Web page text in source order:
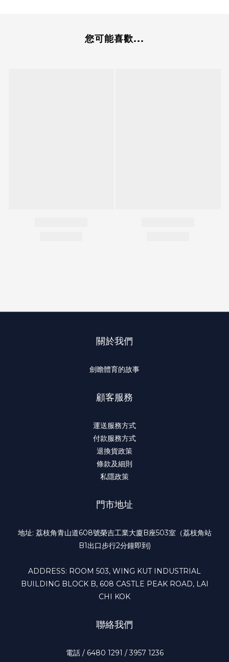
您可能喜歡...
關於我們
劍瞻體育的故事
顧客服務
運送服務方式
付款服務方式
退換貨政策
條款及細則
私隱政策
門市地址
地址: 荔枝角青山道608號榮吉工業大廈B座503室（荔枝角站
B1出口步行2分鐘即到)
ADDRESS: ROOM 503, WING KUT INDUSTRIAL
BUILDING BLOCK B, 608 CASTLE PEAK ROAD, LAI
CHI KOK
聯絡我們
電話 / 6480 1291 / 3957 1236